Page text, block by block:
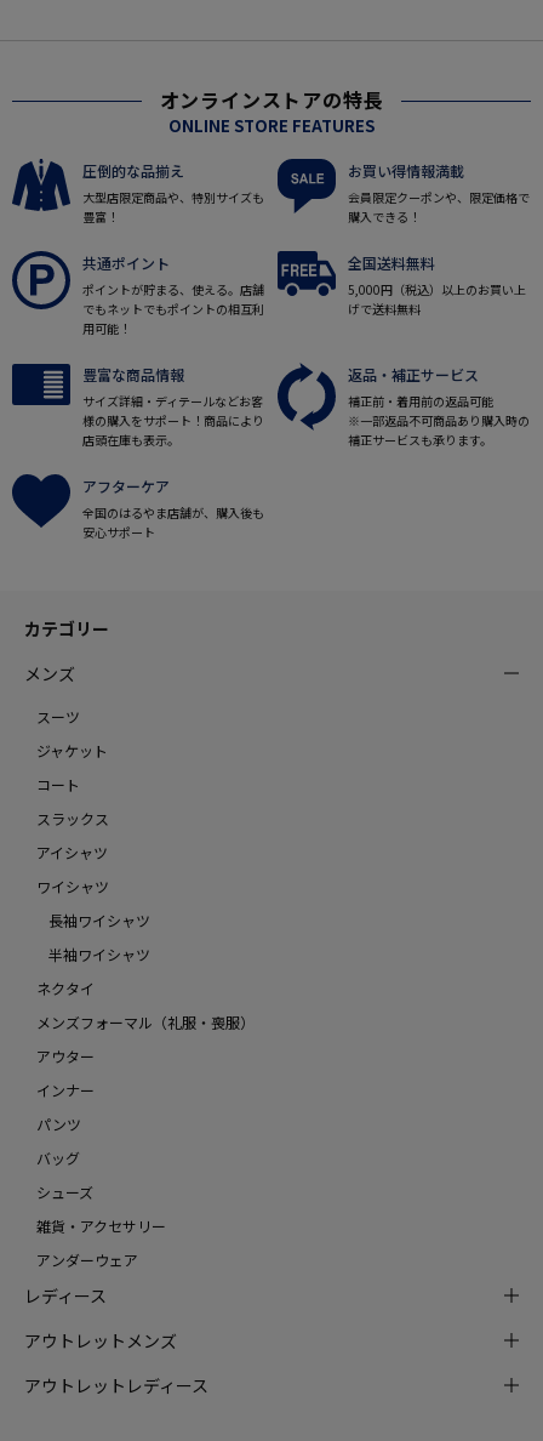
オンラインストアの特長
ONLINE STORE FEATURES
圧倒的な品揃え
大型店限定商品や、特別サイズも
豊富！
お買い得情報満載
会員限定クーポンや、限定価格で
購入できる！
共通ポイント
ポイントが貯まる、使える。店舗
でもネットでもポイントの相互利
用可能！
全国送料無料
5,000円（税込）以上のお買い上
げで送料無料
豊富な商品情報
サイズ詳細・ディテールなどお客
様の購入をサポート！商品により
店頭在庫も表示。
返品・補正サービス
補正前・着用前の返品可能
※一部返品不可商品あり購入時の
補正サービスも承ります。
アフターケア
全国のはるやま店舗が、購入後も
安心サポート
カテゴリー
メンズ
スーツ
ジャケット
コート
スラックス
アイシャツ
ワイシャツ
長袖ワイシャツ
半袖ワイシャツ
ネクタイ
メンズフォーマル（礼服・喪服）
アウター
インナー
パンツ
バッグ
シューズ
雑貨・アクセサリー
アンダーウェア
レディース
アウトレットメンズ
アウトレットレディース